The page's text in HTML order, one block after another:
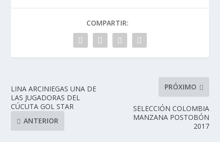
COMPARTIR:
LINA ARCINIEGAS UNA DE
LAS JUGADORAS DEL
CÚCUTA GOL STAR
ANTERIOR
PRÓXIMO
SELECCIÓN COLOMBIA
MANZANA POSTOBÓN
2017